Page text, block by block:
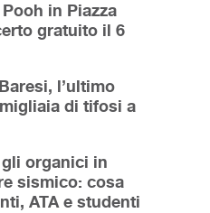
in Piazza
gratuito il 6
l’ultimo
di tifosi a
organici in
sismico: cosa
ATA e studenti